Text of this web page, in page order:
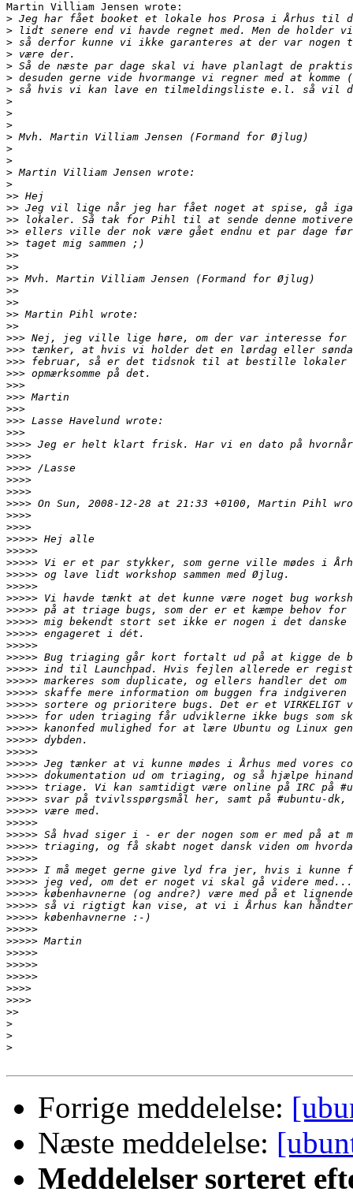
Martin Villiam Jensen wrote:
>
>
>
>
>
>
>
>
>
>
>
>
>
>
>
>>
>>
>>
>>
>>
>>
>>
>>
>>
>>
>>
>>
>>>
>>>
>>>
>>>
>>>
>>>
>>>
>>>
>>>
>>>>
>>>>
>>>>
>>>>
>>>>
>>>>
>>>>
>>>>
>>>>>
>>>>>
>>>>>
>>>>>
>>>>>
>>>>>
>>>>>
>>>>>
>>>>>
>>>>>
>>>>>
>>>>>
>>>>>
>>>>>
>>>>>
>>>>>
>>>>>
>>>>>
>>>>>
>>>>>
>>>>>
>>>>>
>>>>>
>>>>>
>>>>>
>>>>>
>>>>>
>>>>>
>>>>>
>>>>>
>>>>>
>>>>>
>>>>>
>>>>>
>>>>>
>>>>>
>>>>>
>>>>>
>>>>
>>>>
>>
>
>
>
Forrige meddelelse:
Næste meddelelse:
Meddelelser sorteret